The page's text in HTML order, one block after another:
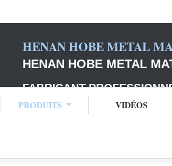
HENAN HOBE METAL
HENAN HOBE METAL
FABRICANT
PRODUITS VIDÉOS